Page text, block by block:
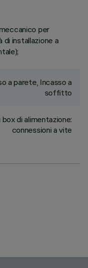
per
installazione a
a parete, Incasso a
soffitto
box di alimentazione:
connessioni a vite